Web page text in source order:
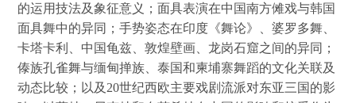
的运用技法及象征意义；面具表演在中国南方傩戏与韩国
面具舞中的异同；手势姿态在印度《舞论》、婆罗多舞、
卡塔卡利、中国龟兹、敦煌壁画、龙岗石窟之间的异同；
傣族孔雀舞与缅甸掸族、泰国和柬埔寨舞蹈的文化关联及
动态比较；以及20世纪西欧主要戏剧流派对东亚三国的影